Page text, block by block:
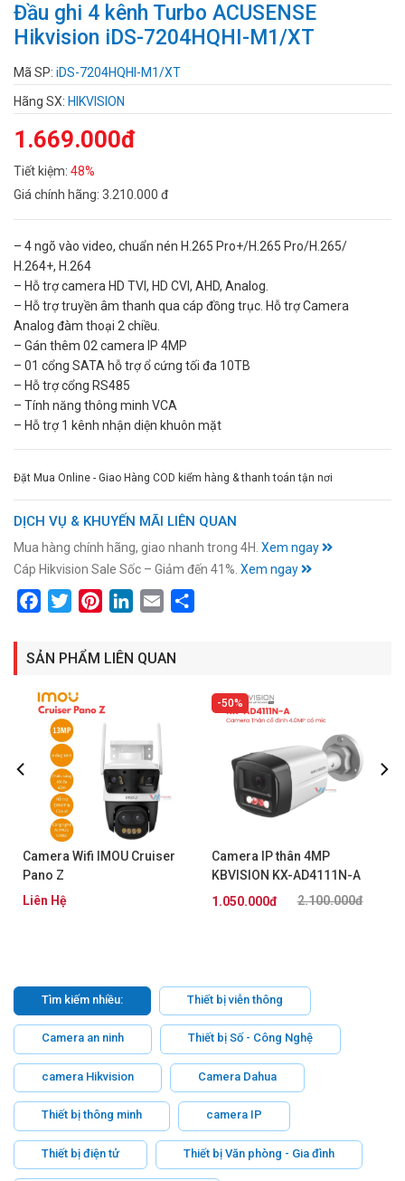
Đầu ghi 4 kênh Turbo ACUSENSE
Hikvision iDS-7204HQHI-M1/XT
Mã SP: iDS-7204HQHI-M1/XT
Hãng SX: HIKVISION
1.669.000đ
Tiết kiệm: 48%
Giá chính hãng: 3.210.000 đ
– 4 ngõ vào video, chuẩn nén H.265 Pro+/H.265 Pro/H.265/
H.264+, H.264
– Hỗ trợ camera HD TVI, HD CVI, AHD, Analog.
– Hỗ trợ truyền âm thanh qua cáp đồng trục. Hỗ trợ Camera
Analog đàm thoại 2 chiều.
– Gán thêm 02 camera IP 4MP
– 01 cổng SATA hỗ trợ ổ cứng tối đa 10TB
– Hỗ trợ cổng RS485
– Tính năng thông minh VCA
– Hỗ trợ 1 kênh nhận diện khuôn mặt
Đặt Mua Online - Giao Hàng COD kiểm hàng & thanh toán tận nơi
DỊCH VỤ & KHUYẾN MÃI LIÊN QUAN
Mua hàng chính hãng, giao nhanh trong 4H. Xem ngay
Cáp Hikvision Sale Sốc – Giảm đến 41%. Xem ngay
FacebookTwitterPinterestLinkedIn
Email
SẢN PHẨM LIÊN QUAN
Camera Wifi IMOU Cruiser
Pano Z
Liên Hệ
50%
Camera IP thân 4MP
KBVISION KX-AD4111N-A
2.100.000đ
1.050.000đ
Tìm kiếm nhiều: Thiết bị viễn thông
Camera an ninh Thiết bị Số - Công Nghệ
camera Hikvision Camera Dahua
Thiết bị thông minh camera IP
Thiết bị điện tử Thiết bị Văn phòng - Gia đình